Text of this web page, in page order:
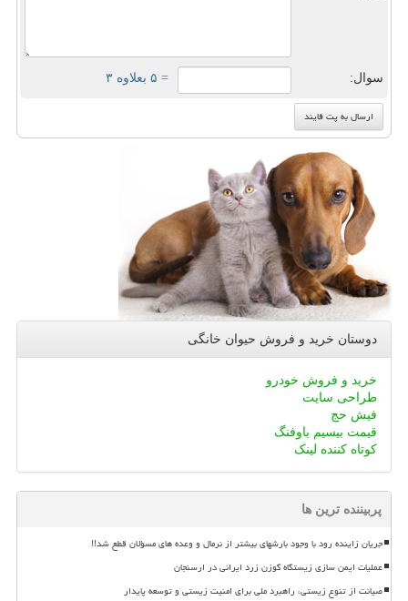
سوال: = ۵ بعلاوه ۳
دوستان خرید و فروش حیوان خانگی
خرید و فروش خودرو
طراحی سایت
فیش حج
قیمت بیسیم باوفنگ
کوتاه کننده لینک
پربیننده ترین ها
جریان زاینده رود با وجود بارشهای بیشتر از نرمال و وعده های مسؤلان قطع شد!!
عملیات ایمن سازی زیستگاه گوزن زرد ایرانی در ارسنجان
صیانت از تنوع زیستی، راهبرد ملی برای امنیت زیستی و توسعه پایدار